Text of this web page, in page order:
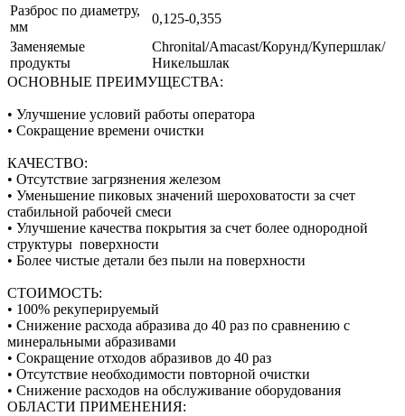
Разброс по диаметру,
мм
0,125-0,355
Заменяемые
продукты
Chronital/Amacast/Корунд/Купершлак/
Никельшлак
ОСНОВНЫЕ ПРЕИМУЩЕСТВА:
• Улучшение условий работы оператора
• Сокращение времени очистки
КАЧЕСТВО:
• Отсутствие загрязнения железом
• Уменьшение пиковых значений шероховатости за счет
стабильной рабочей смеси
• Улучшение качества покрытия за счет более однородной
структуры поверхности
• Более чистые детали без пыли на поверхности
СТОИМОСТЬ:
• 100% рекуперируемый
• Снижение расхода абразива до 40 раз по сравнению с
минеральными абразивами
• Сокращение отходов абразивов до 40 раз
• Отсутствие необходимости повторной очистки
• Снижение расходов на обслуживание оборудования
ОБЛАСТИ ПРИМЕНЕНИЯ: